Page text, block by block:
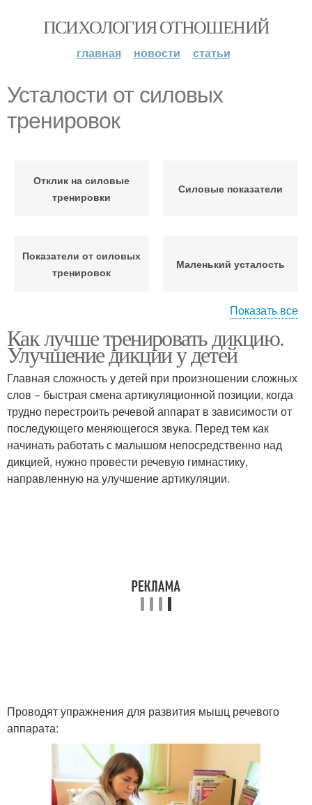
ПСИХОЛОГИЯ ОТНОШЕНИЙ
главная новости статьи
Усталости от силовых
тренировок
Отклик на силовые
тренировки
Силовые показатели
Показатели от силовых
тренировок
Маленький усталость
Тренировки для роста
тренировки
Домашние тренировки
Показать все
Как лучше тренировать дикцию.
Улучшение дикции у детей
Главная сложность у детей при произношении сложных
слов − быстрая смена артикуляционной позиции, когда
трудно перестроить речевой аппарат в зависимости от
последующего меняющегося звука. Перед тем как
начинать работать с малышом непосредственно над
дикцией, нужно провести речевую гимнастику,
направленную на улучшение артикуляции.
Проводят упражнения для развития мышц речевого
аппарата: